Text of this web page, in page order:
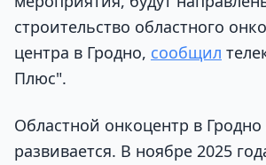
строительство областного
центра в Гродно, сообщил
Плюс".
Областной онкоцентр в Гродно
развивается. В ноябре 2025